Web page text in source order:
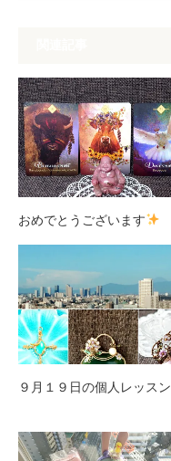
おめでとうございます
９月１９日の個人レッスン